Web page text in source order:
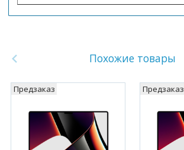
Похожие товары
Предзаказ Предзаказ